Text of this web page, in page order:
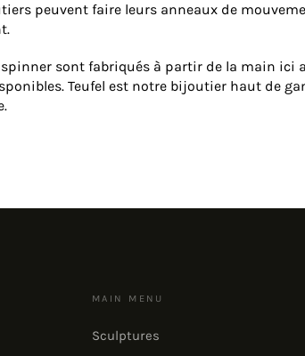
peuvent faire leurs anneaux de
sont fabriqués à partir de la main ici
Teufel est notre bijoutier haut de
MAIN MENU
Sculptures